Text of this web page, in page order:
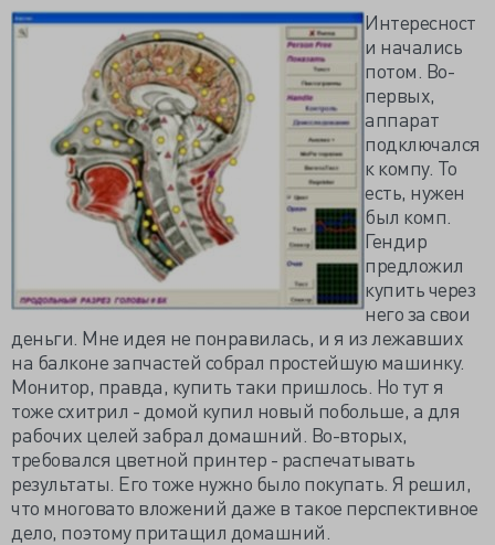
Интересност
и начались
потом. Во-
первых,
аппарат
подключался
к компу. То
есть, нужен
был комп.
Гендир
предложил
купить через
него за свои
деньги. Мне идея не понравилась, и я из лежавших
на балконе запчастей собрал простейшую машинку.
Монитор, правда, купить таки пришлось. Но тут я
тоже схитрил - домой купил новый побольше, а для
рабочих целей забрал домашний. Во-вторых,
требовался цветной принтер - распечатывать
результаты. Его тоже нужно было покупать. Я решил,
что многовато вложений даже в такое перспективное
дело, поэтому притащил домашний.